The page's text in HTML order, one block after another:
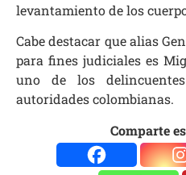
levantamiento de los
Cabe destacar que alias
para fines judiciales es
uno de los
autoridades colombianas.
Comparte